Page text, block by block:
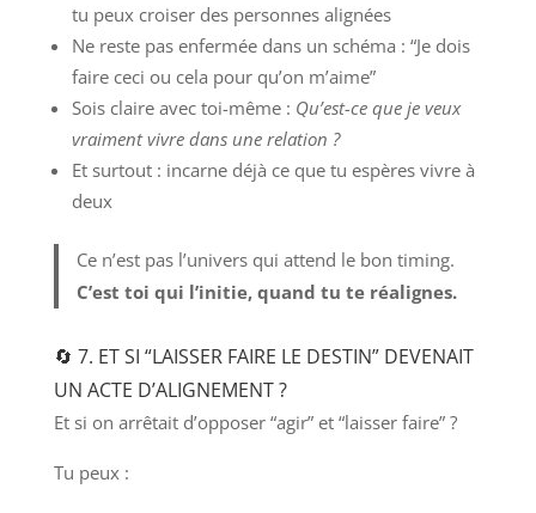
tu peux croiser des personnes alignées
Ne reste pas enfermée dans un schéma : “Je dois
faire ceci ou cela pour qu’on m’aime”
Sois claire avec toi-même : Qu’est-ce que je veux
vraiment vivre dans une relation ?
Et surtout : incarne déjà ce que tu espères vivre à
deux
Ce n’est pas l’univers qui attend le bon timing.
C’est toi qui l’initie, quand tu te réalignes.
🔄 7. ET SI “LAISSER FAIRE LE DESTIN” DEVENAIT
UN ACTE D’ALIGNEMENT ?
Et si on arrêtait d’opposer “agir” et “laisser faire” ?
Tu peux :